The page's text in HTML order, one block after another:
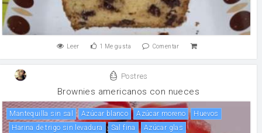
Leer 1 Me gusta Comentar
Postres
Brownies americanos con nueces
mantequilla sin sal Azúcar blanco Azúcar moreno
huevos
Harina de trigo sin levadura
Sal fina azúcar glas